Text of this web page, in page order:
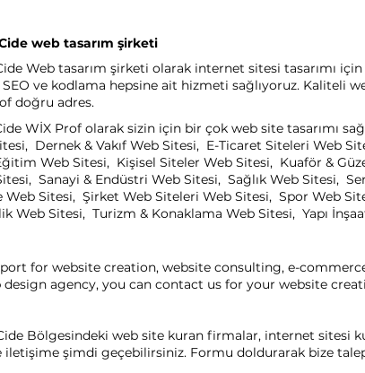
web tasarım şirketi
Web tasarım şirketi olarak internet sitesi tasarımı
SEO ve kodlama hepsine ait hizmeti sağlıyoruz. Kaliteli
doğru adres.
WİX Prof olarak sizin için bir çok web site tasarımı
Dernek & Vakıf Web Sitesi, E-Ticaret Siteleri Web
Web Sitesi, Kişisel Siteler Web Sitesi, Kuaför &
Sanayi & Endüstri Web Sitesi, Sağlık Web Sitesi,
Web Sitesi, Şirket Web Siteleri Web Sitesi, Spor Web
Web Sitesi, Turizm & Konaklama Web Sitesi, Yapı
for website creation, website consulting, e-
agency, you can contact us for your website
Bölgesindeki web site kuran firmalar, internet sitesi
iletişime şimdi geçebilirsiniz. Formu doldurarak bize